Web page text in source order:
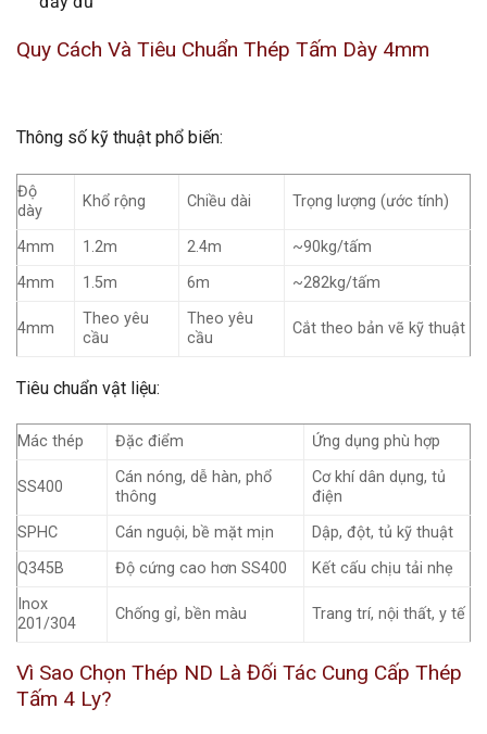
Quy Cách Và Tiêu Chuẩn Thép Tấm Dày 4mm
Thông số kỹ thuật phổ biến:
Độ
dày
Khổ rộng Chiều dài Trọng lượng (ước tính)
4mm 1.2m 2.4m
~90kg/tấm
4mm
1.5m 6m ~282kg/tấm
4mm
Theo yêu
cầu
Theo yêu
cầu
Cắt theo bản vẽ kỹ thuật
Tiêu chuẩn vật liệu:
Mác thép Đặc điểm Ứng dụng phù hợp
SS400
Cán nóng, dễ hàn, phổ
thông
Cơ khí dân dụng, tủ
điện
SPHC
Cán nguội, bề mặt mịn
Dập, đột, tủ kỹ thuật
Q345B
Độ cứng cao hơn SS400
Kết cấu chịu tải nhẹ
Inox
201/304
Chống gỉ, bền màu Trang trí, nội thất, y tế
Vì Sao Chọn Thép ND Là Đối Tác Cung Cấp Thép
Tấm 4 Ly?